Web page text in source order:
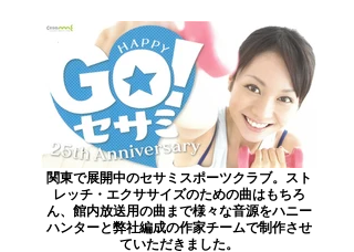
関東で展開中のセサミスポーツクラブ。スト
レッチ・エクササイズのための曲はもちろ
ん、館内放送用の曲まで様々な音源をハニー
ハンターと弊社編成の作家チームで制作させ
ていただきました。